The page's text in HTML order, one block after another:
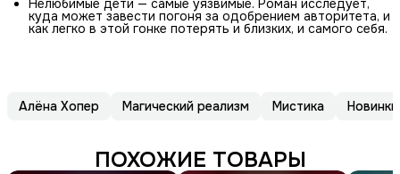
куда может завести погоня за одобрением авторитета, и
как легко в этой гонке потерять и близких, и самого себя.
Алёна Хопер Магический реализм Мистика Новинки
ПОХОЖИЕ ТОВАРЫ